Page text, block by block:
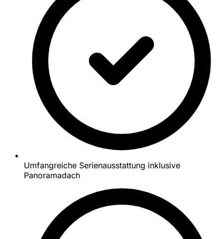
Umfangreiche Serienausstattung inklusive
Panoramadach